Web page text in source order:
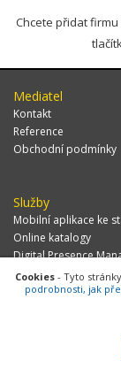
Chcete přidat
Mediatel
Kontakt
Reference
Obchodní podmínky
Služby
Mobilní aplikace ke
Online katalogy
Digital Presence
Více zákazníků
© 2026
+420
Cookies - Tyto
podrobnosti, jak